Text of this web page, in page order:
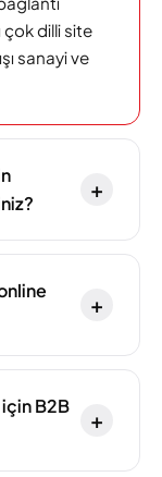
çok dilli site
sanayi ve
+
+
B2B
+